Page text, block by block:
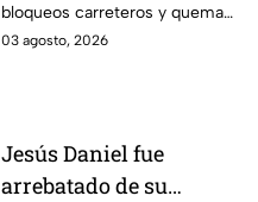
bloqueos carreteros y quema
de vehículos en distintos
03 agosto, 2026
Jesús Daniel fue
arrebatado de su